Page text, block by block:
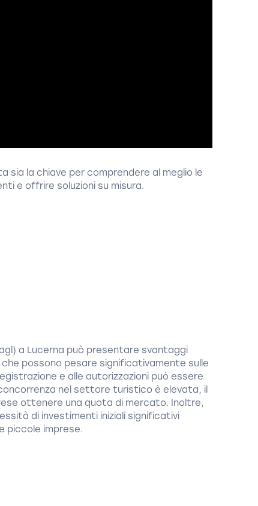
sia la chiave per comprendere al meglio le
e offrire soluzioni su misura.
a Lucerna può presentare svantaggi
possono pesare significativamente sulle
e alle autorizzazioni può essere
nel settore turistico è elevata, il
ottenere una quota di mercato. Inoltre,
di investimenti iniziali significativi
piccole imprese.